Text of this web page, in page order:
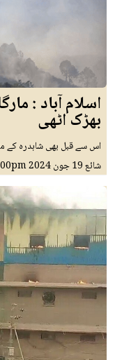
اسلام آباد :
بھڑک اٹھی
اس سے قبل بھی شاہدرہ کے
شائع19 جون 2024